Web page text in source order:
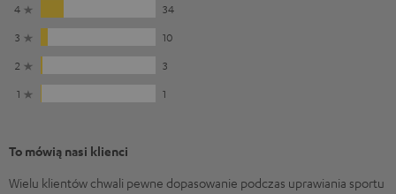
4
34
3
10
2
3
1
1
To mówią nasi klienci
Wielu klientów chwali pewne dopasowanie podczas uprawiania sportu